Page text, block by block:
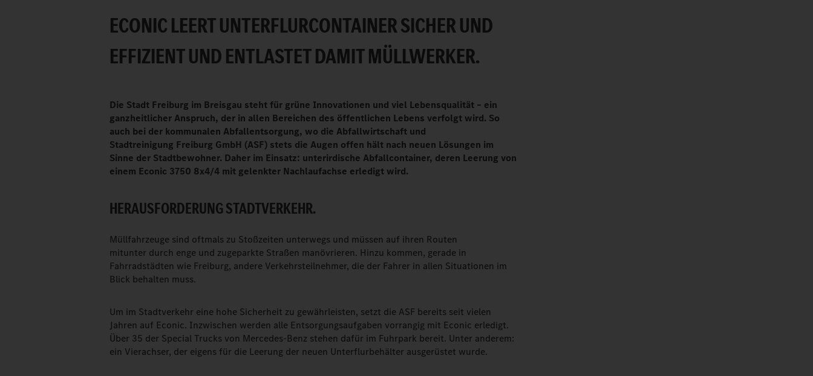
ECONIC LEERT UNTERFLURCONTAINER SICHER UND
EFFIZIENT UND ENTLASTET DAMIT MÜLLWERKER.
Die Stadt Freiburg im Breisgau steht für grüne Innovationen und viel Lebensqualität – ein
ganzheitlicher Anspruch, der in allen Bereichen des öffentlichen Lebens verfolgt wird. So
auch bei der kommunalen Abfallentsorgung, wo die Abfallwirtschaft und
Stadtreinigung Freiburg GmbH (ASF) stets die Augen offen hält nach neuen Lösungen im
Sinne der Stadtbewohner. Daher im Einsatz: unterirdische Abfallcontainer, deren Leerung von
einem Econic 3750 8x4/4 mit gelenkter Nachlaufachse erledigt wird.
HERAUSFORDERUNG STADTVERKEHR.
Müllfahrzeuge sind oftmals zu Stoßzeiten unterwegs und müssen auf ihren Routen
mitunter durch enge und zugeparkte Straßen manövrieren. Hinzu kommen, gerade in
Fahrradstädten wie Freiburg, andere Verkehrsteilnehmer, die der Fahrer in allen Situationen im
Blick behalten muss.
Um im Stadtverkehr eine hohe Sicherheit zu gewährleisten, setzt die ASF bereits seit vielen
Jahren auf Econic. Inzwischen werden alle Entsorgungsaufgaben vorrangig mit Econic erledigt.
Über 35 der Special Trucks von Mercedes-Benz stehen dafür im Fuhrpark bereit. Unter anderem:
ein Vierachser, der eigens für die Leerung der neuen Unterflurbehälter ausgerüstet wurde.